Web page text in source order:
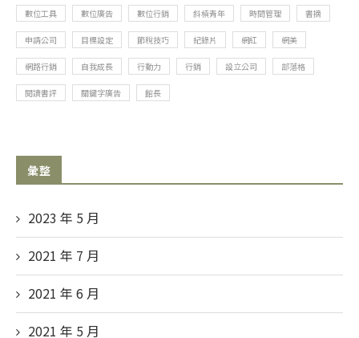
數位工具 數位廣告 數位行銷 斜槓青年 時間管理 書摘
申請公司 目標設定 節稅技巧 紀錄片 網紅 網美
網路行銷 自我成長 行動力 行銷 設立公司 部落格
閱讀書評 關鍵字廣告 館長
彙整
2023 年 5 月
2021 年 7 月
2021 年 6 月
2021 年 5 月